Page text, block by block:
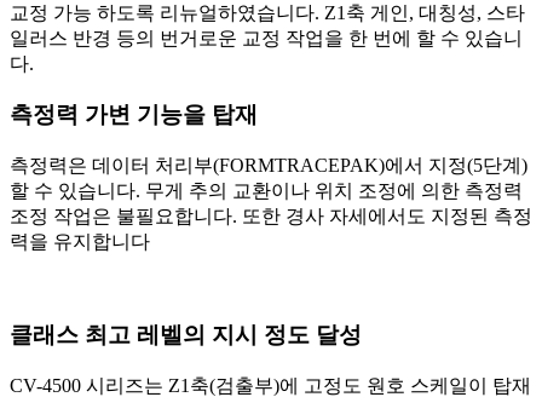
교정 가능 하도록 리뉴얼하였습니다. Z1축 게인, 대칭성, 스타
일러스 반경 등의 번거로운 교정 작업을 한 번에 할 수 있습니
다.
측정력 가변 기능을 탑재
측정력은 데이터 처리부(FORMTRACEPAK)에서 지정(5단계)
할 수 있습니다. 무게 추의 교환이나 위치 조정에 의한 측정력
조정 작업은 불필요합니다. 또한 경사 자세에서도 지정된 측정
력을 유지합니다
클래스 최고 레벨의 지시 정도 달성
CV-4500 시리즈는 Z1축(검출부)에 고정도 원호 스케일이 탑재